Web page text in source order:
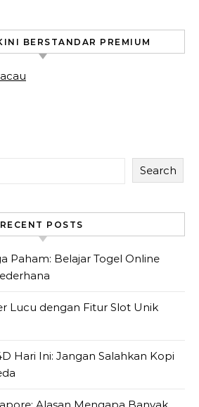
BERSTANDAR PREMIUM
Search
RECENT POSTS
Paham: Belajar Togel Online
Lucu dengan Fitur Slot Unik
Hari Ini: Jangan Salahkan Kopi